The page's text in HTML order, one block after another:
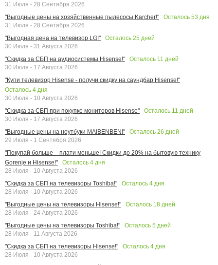
31 Июля - 28 Сентября 2026
"Выгодные цены на хозяйственные пылесосы Karcher!"
Осталось 53 дня
31 Июля - 28 Сентября 2026
"Выгодная цена на телевизор LG!"
Осталось 25 дней
30 Июля - 31 Августа 2026
"Скидка за СБП на аудиосистемы Hisense!"
Осталось 11 дней
30 Июля - 17 Августа 2026
"Купи телевизор Hisense - получи скидку на саундбар Hisense!"
Осталось 4 дня
30 Июля - 10 Августа 2026
"Скидка за СБП при покупке мониторов Hisense"
Осталось 11 дней
30 Июля - 17 Августа 2026
"Выгодные цены на ноутбуки MAIBENBEN!"
Осталось 26 дней
29 Июля - 1 Сентября 2026
"Покупай больше – плати меньше! Скидки до 20% на бытовую технику
Gorenje и Hisense!"
Осталось 4 дня
28 Июля - 10 Августа 2026
"Скидка за СБП на телевизоры Toshiba!"
Осталось 4 дня
28 Июля - 10 Августа 2026
"Выгодные цены на телевизоры Hisense!"
Осталось 18 дней
28 Июля - 24 Августа 2026
"Выгодные цены на телевизоры Toshiba!"
Осталось 5 дней
28 Июля - 11 Августа 2026
"Скидка за СБП на телевизоры Hisense!"
Осталось 4 дня
28 Июля - 10 Августа 2026